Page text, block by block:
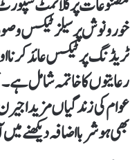
خورونوش پر سیلز ٹیکس
ٹریڈنگ پر ٹیکس عائد
رعایتوں کا خاتمہ شامل
عوام کی زندگیاں مزید
بھی ہوشربا اضافہ دیکھنے